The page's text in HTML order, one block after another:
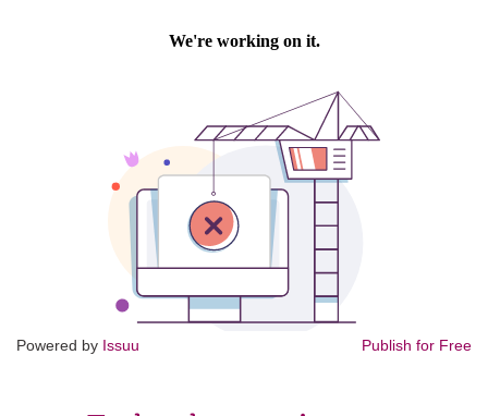
Powered by Issuu Publish for Free